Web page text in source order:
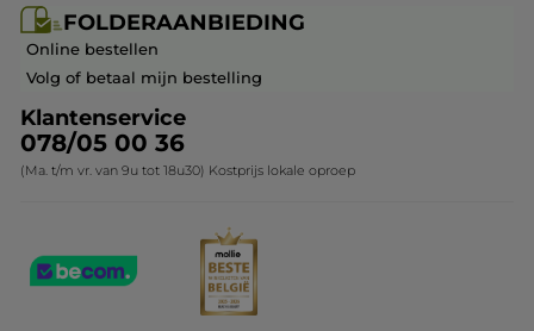
Kerstcollectie
Veelgestelde vragen
Contact opnemen
Franchisenemer of bedrijfsleider worden
FOLDERAANBIEDING
Online bestellen
Volg of betaal mijn bestelling
Klantenservice
078/05 00 36
(Ma. t/m vr. van 9u tot 18u30) Kostprijs lokale oproep